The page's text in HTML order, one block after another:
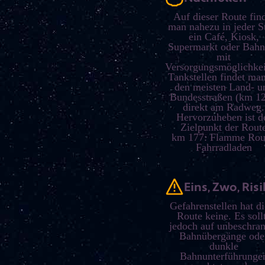
Auf dieser Route
man nahezu in jeder
ein Café, Kiosk,
Supermarkt oder
mit
Tankstellen findet
den meisten Land-
Bundesstraßen (km
direkt am Radweg.
Hervorzuheben ist
Zielpunkt der
km 177: Flamme
Fahrradladen
Eins, Zwo,
Gefahrenstellen hat
Route keine. Es
jedoch auf
Bahnübergänge
dunkle